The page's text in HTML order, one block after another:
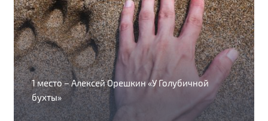
1 место – Алексей Орешкин «У Голубичной
бухты»